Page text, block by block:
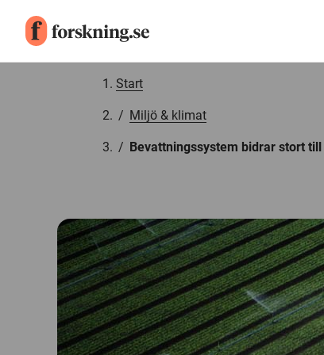
Start
/ Miljö & klimat
/ Bevattningssystem bidrar stort